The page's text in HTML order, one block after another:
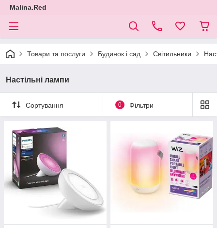
Malina.Red
Товари та послуги Будинок і сад Світильники
Настільні лампи
Сортування 0 Фільтри